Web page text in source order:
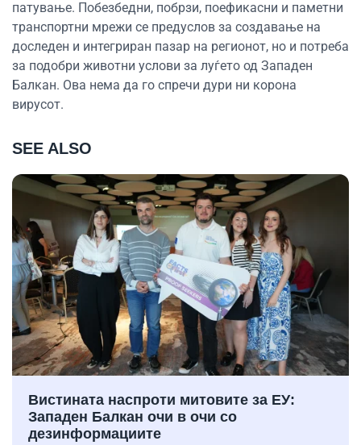
патување. Побезбедни, побрзи, поефикасни и паметни
транспортни мрежи се предуслов за создавање на
доследен и интегриран пазар на регионот, но и потреба
за подобри животни услови за луѓето од Западен
Балкан. Ова нема да го спречи дури ни корона
вирусот.
SEE ALSO
Вистината наспроти митовите за ЕУ:
Западен Балкан очи в очи со
дезинформациите